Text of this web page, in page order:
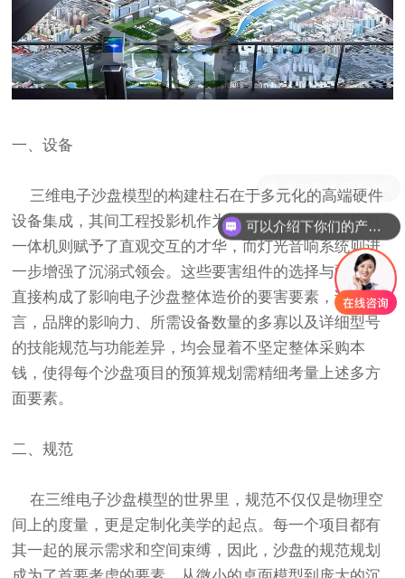
一、设备
三维电子沙盘模型的构建柱石在于多元化的高端硬件
设备集成，其间工程投影机作为视觉出现的中心，接触
一体机则赋予了直观交互的才华，而灯光音响系统则进
一步增强了沉溺式领会。这些要害组件的选择与配备，
直接构成了影响电子沙盘整体造价的要害要素，详细而
言，品牌的影响力、所需设备数量的多寡以及详细型号
的技能规范与功能差异，均会显着不坚定整体采购本
钱，使得每个沙盘项目的预算规划需精细考量上述多方
面要素。
二、规范
在三维电子沙盘模型的世界里，规范不仅仅是物理空
间上的度量，更是定制化美学的起点。每一个项目都有
其一起的展示需求和空间束缚，因此，沙盘的规范规划
可以介绍下你们的产品么
现在有优惠活动吗